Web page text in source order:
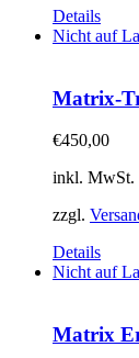
Details
Nicht auf
Matrix-
€450,00
inkl. MwSt.
zzgl.
Details
Nicht auf
Matrix